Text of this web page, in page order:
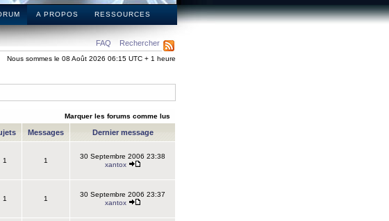
A PROPOS RESSOURCES
FAQ Rechercher
Nous sommes le 08 Août 2026 06:15 UTC + 1 heure
Marquer les forums comme lus
Messages Dernier message
1 1
30 Septembre 2006 23:38
xantox
1 1
30 Septembre 2006 23:37
xantox